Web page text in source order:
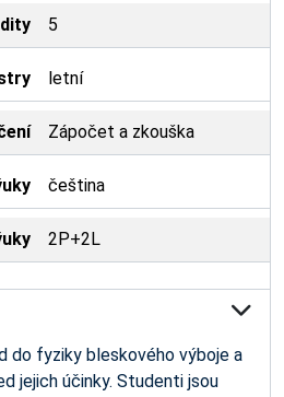
5
letní
Zápočet a zkouška
čeština
2P+2L
do fyziky bleskového výboje a
jejich účinky. Studenti jsou